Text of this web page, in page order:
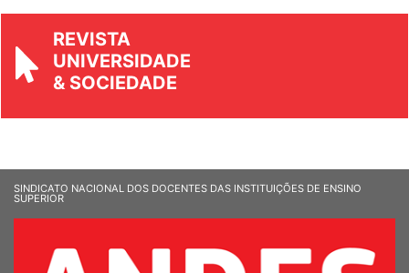
REVISTA
UNIVERSIDADE
& SOCIEDADE
SINDICATO NACIONAL DOS DOCENTES DAS INSTITUIÇÕES DE ENSINO
SUPERIOR